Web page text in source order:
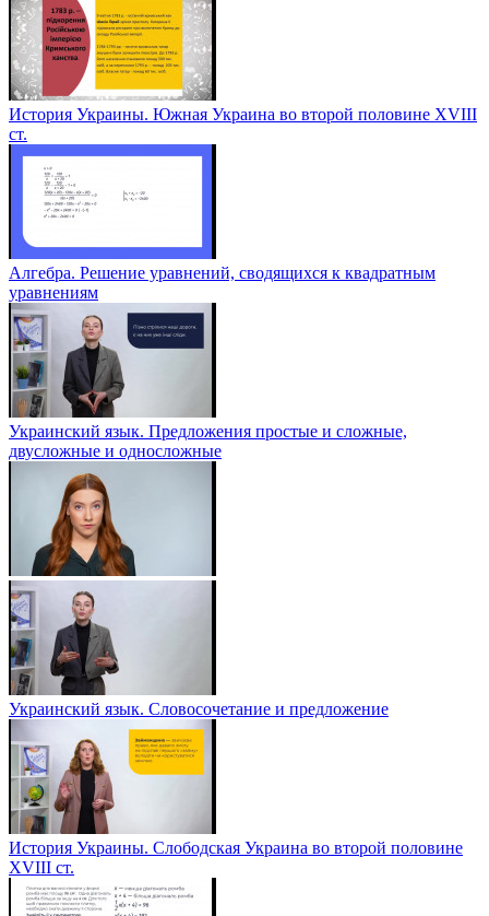
История Украины. Южная Украина во второй половине ХVІІІ
ст.
Алгебра. Решение уравнений, сводящихся к квадратным
уравнениям
Украинский язык. Предложения простые и сложные,
двусложные и односложные
Украинский язык. Словосочетание и предложение
История Украины. Слободская Украина во второй половине
ХVІІІ ст.